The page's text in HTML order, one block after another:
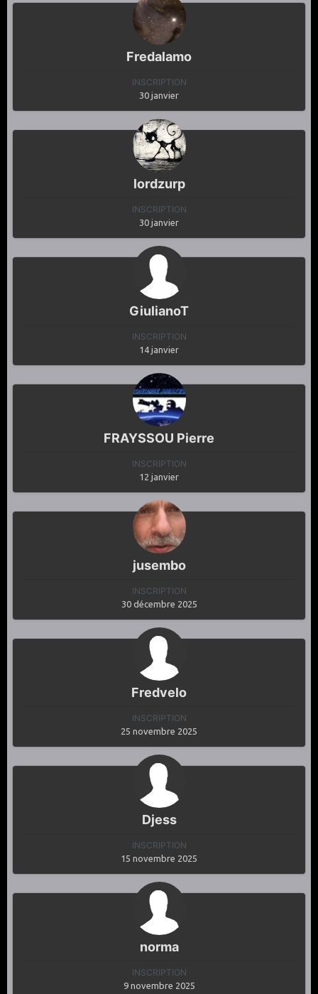
Fredalamo
INSCRIPTION
30 janvier
lordzurp
INSCRIPTION
30 janvier
GiulianoT
INSCRIPTION
14 janvier
FRAYSSOU Pierre
INSCRIPTION
12 janvier
jusembo
INSCRIPTION
30 décembre 2025
Fredvelo
INSCRIPTION
25 novembre 2025
Djess
INSCRIPTION
15 novembre 2025
norma
INSCRIPTION
9 novembre 2025